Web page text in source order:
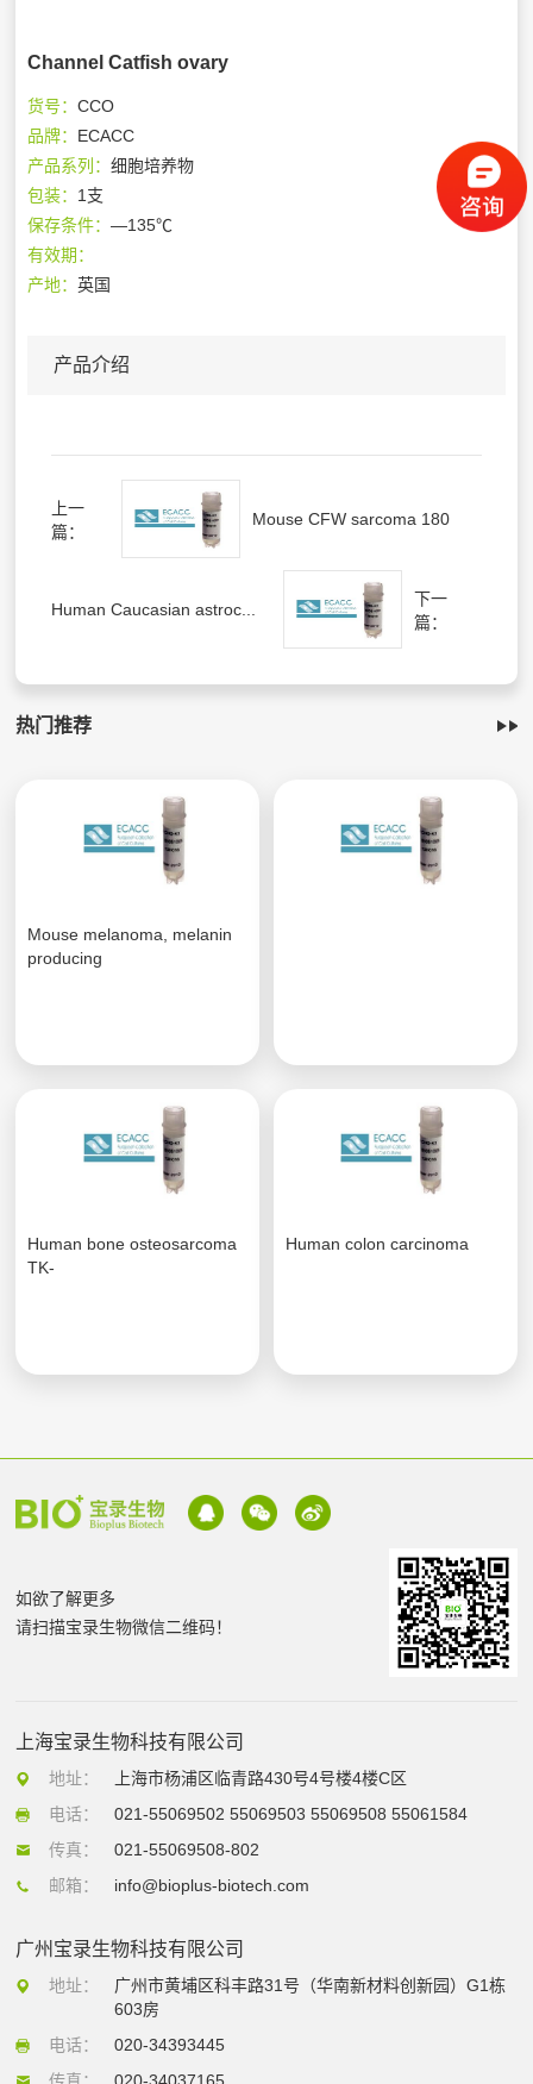
Channel Catfish ovary
货号：CCO
品牌： ECACC
产品系列：细胞培养物
包装： 1支
保存条件：—135℃
有效期：
产地：英国
产品介绍
上一
篇：
Mouse CFW sarcoma 180
Human Caucasian astroc...
下一
篇：
热门推荐
Mouse melanoma, melanin
producing
Human bone osteosarcoma
TK-
Human colon carcinoma
如欲了解更多
请扫描宝录生物微信二维码！
上海宝录生物科技有限公司
地址：
上海市杨浦区临青路430号4号楼4楼C区
电话：
021-55069502 55069503 55069508 55061584
传真：
021-55069508-802
邮箱：
info@bioplus-biotech.com
广州宝录生物科技有限公司
地址：
广州市黄埔区科丰路31号（华南新材料创新园）G1栋
603房
电话：
020-34393445